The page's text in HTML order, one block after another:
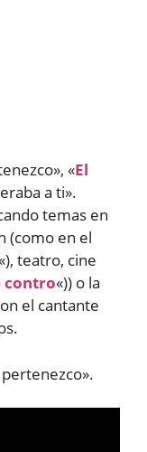
«El
a ti».
temas en
(como en el
teatro, cine
contro«)) o la
el cantante